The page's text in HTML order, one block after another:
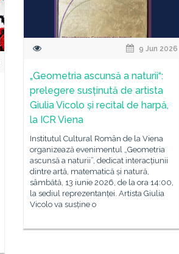
9 Jun 2026
„Geometria ascunsă a naturii“:
prelegere susținută de artista
Giulia Vicolo și recital de harpă,
la ICR Viena
Institutul Cultural Român de la Viena
organizează evenimentul „Geometria
ascunsă a naturii”, dedicat interacțiunii
dintre artă, matematică și natură,
sâmbătă, 13 iunie 2026, de la ora 14:00,
la sediul reprezentanței. Artista Giulia
Vicolo va susține o